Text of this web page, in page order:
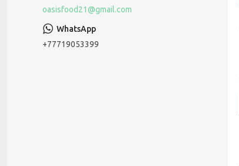
oasisfood21@gmail.com
+77719053399